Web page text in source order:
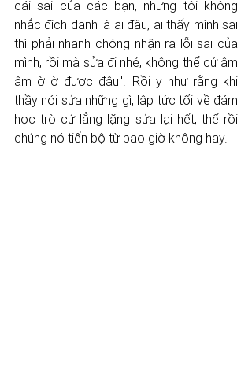
cái sai của các bạn, nhưng tôi không
nhắc đích danh là ai đâu, ai thấy mình sai
thì phải nhanh chóng nhận ra lỗi sai của
mình, rồi mà sửa đi nhé, không thể cứ ậm
ậm ờ ờ được đâu". Rồi y như rằng khi
thầy nói sửa những gì, lập tức tối về đám
học trò cứ lẳng lặng sửa lại hết, thế rồi
chúng nó tiến bộ từ bao giờ không hay.